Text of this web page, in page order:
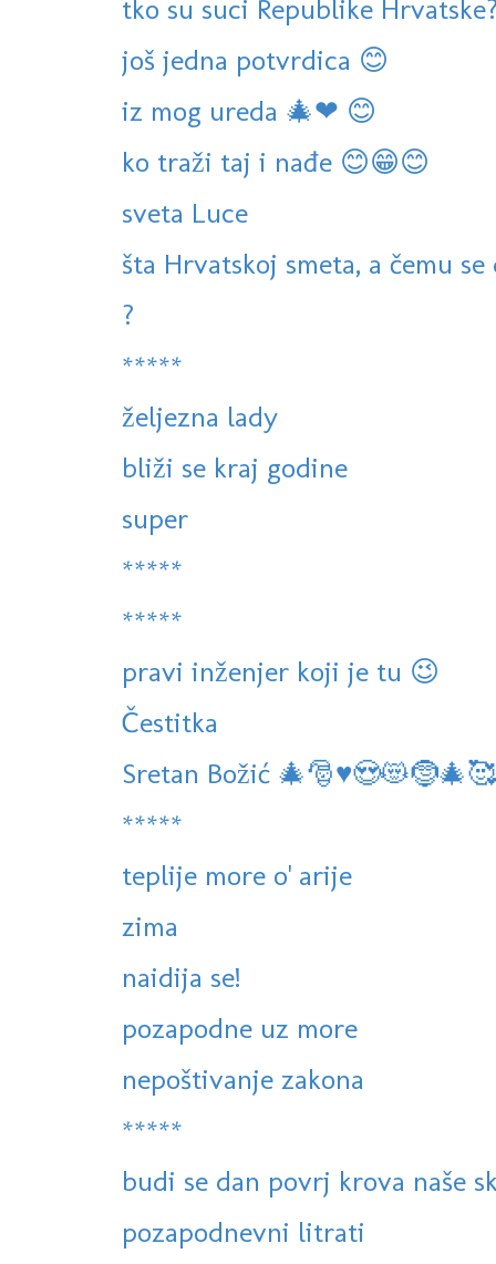
tko su suci Republike
još jedna potvrdica 😊
iz mog ureda 🎄❤ 😊
ko traži taj i nađe 😊😁😊
sveta Luce
šta Hrvatskoj smeta, a čemu
?
*****
željezna lady
bliži se kraj godine
super
*****
*****
pravi inženjer koji je tu 😉
Čestitka
Sretan Božić 🎄🎅♥️😍😻🤶🎄🥰
*****
teplije more o' arije
zima
naidija se!
pozapodne uz more
nepoštivanje zakona
*****
budi se dan povrj krova naše
pozapodnevni litrati